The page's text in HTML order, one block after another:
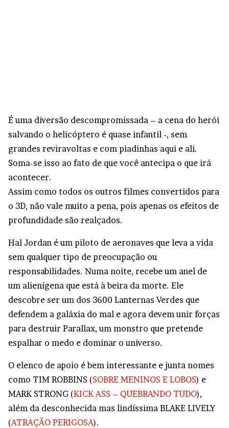
É uma diversão descompromissada – a cena do herói
salvando o helicóptero é quase infantil -, sem
grandes reviravoltas e com piadinhas aqui e ali.
Soma-se isso ao fato de que você antecipa o que irá
acontecer.
Assim como todos os outros filmes convertidos para
o 3D, não vale muito a pena, pois apenas os efeitos de
profundidade são realçados.
Hal Jordan é um piloto de aeronaves que leva a vida
sem qualquer tipo de preocupação ou
responsabilidades. Numa noite, recebe um anel de
um alienígena que está à beira da morte. Ele
descobre ser um dos 3600 Lanternas Verdes que
defendem a galáxia do mal e agora devem unir forças
para destruir Parallax, um monstro que pretende
espalhar o medo e dominar o universo.
O elenco de apoio é bem interessante e junta nomes
como TIM ROBBINS (SOBRE MENINOS E LOBOS) e
MARK STRONG (KICK ASS – QUEBRANDO TUDO),
além da desconhecida mas lindíssima BLAKE LIVELY
(ATRAÇÃO PERIGOSA).